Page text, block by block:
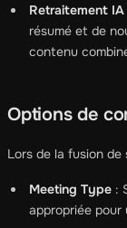
Retraitement IA
résumé et de
contenu
Options de
Lors de la fusion de
Meeting Type :
appropriée pour